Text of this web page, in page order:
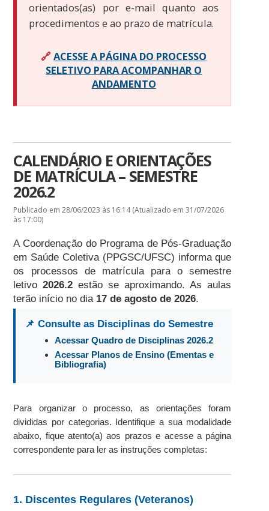
orientados(as) por e-mail quanto aos
procedimentos e ao prazo de matrícula.
🔗ACESSE A PÁGINA DO PROCESSO
SELETIVO PARA ACOMPANHAR O
ANDAMENTO
CALENDÁRIO E ORIENTAÇÕES
DE MATRÍCULA – SEMESTRE
2026.2
Publicado em 28/06/2023 às 16:14 (Atualizado em 31/07/2026
às 17:00)
A Coordenação do Programa de Pós-Graduação
em Saúde Coletiva (PPGSC/UFSC) informa que
os processos de matrícula para o semestre
letivo2026.2 estão se aproximando. As aulas
terão início no dia 17 de agosto de 2026.
📌 Consulte as Disciplinas do Semestre
Acessar Quadro de Disciplinas 2026.2
Acessar Planos de Ensino (Ementas e
Bibliografia)
Para organizar o processo, as orientações foram
divididas por categorias. Identifique a sua modalidade
abaixo, fique atento(a) aos prazos e acesse a página
correspondente para ler as instruções completas:
1. Discentes Regulares (Veteranos)